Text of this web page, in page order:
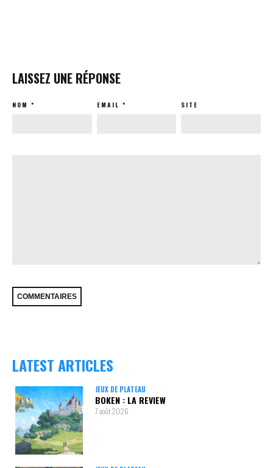
LAISSEZ UNE RÉPONSE
NOM * EMAIL * SITE
LATEST ARTICLES
JEUX DE PLATEAU
BOKEN : LA REVIEW
7 août 2026